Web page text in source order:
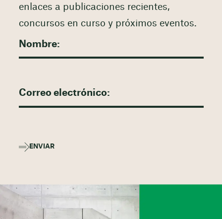
enlaces a publicaciones recientes,
concursos en curso y próximos eventos.
ENVIAR